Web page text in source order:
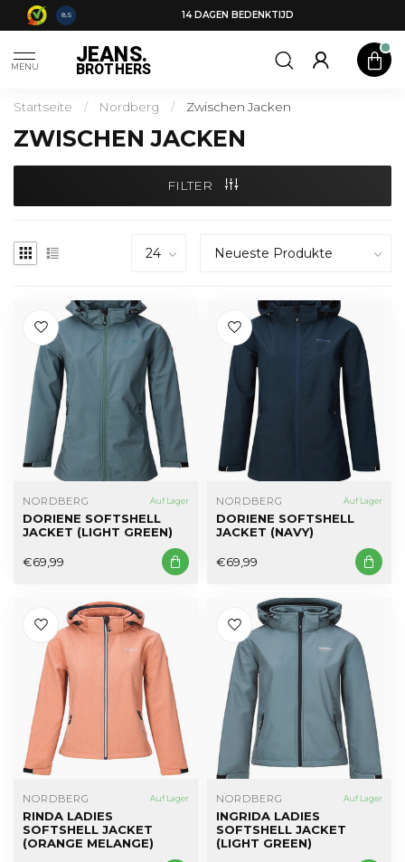
8.5 14 DAGEN BEDENKTIJD
MENU JEANS.
BROTHERS
Startseite / Nordberg / Zwischen Jacken
ZWISCHEN JACKEN
FILTER
NORDBERG Auf Lager
DORIENE SOFTSHELL
JACKET (LIGHT GREEN)
€69,99
NORDBERG Auf Lager
DORIENE SOFTSHELL
JACKET (NAVY)
€69,99
NORDBERG Auf Lager
RINDA LADIES
SOFTSHELL JACKET
(ORANGE MELANGE)
NORDBERG Auf Lager
INGRIDA LADIES
SOFTSHELL JACKET
(LIGHT GREEN)